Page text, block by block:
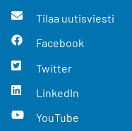
Tilaa uutisviesti
Facebook
Twitter
LinkedIn
YouTube